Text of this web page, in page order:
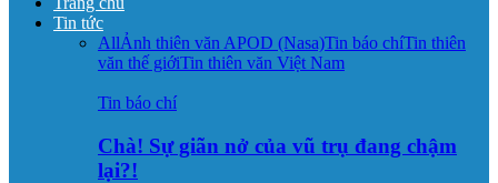
Tin tức
AllẢnh thiên văn APOD (Nasa)Tin báo chíTin thiên
văn thế giớiTin thiên văn Việt Nam
Tin báo chí
Chà! Sự giãn nở của vũ trụ đang chậm
lại?!